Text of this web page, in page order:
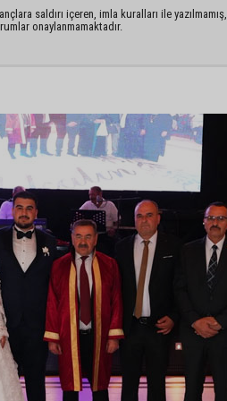
saldırı içeren, imla kuralları ile yazılmamış,
onaylanmamaktadır.